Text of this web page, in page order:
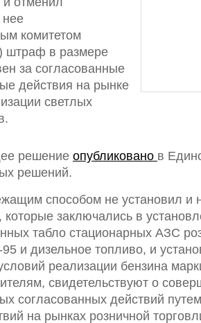
комитетом
штраф в размере
за согласованные
действия на рынке
светлых
решение опубликовано в
решений.
способом не установил и
которые заключались в
табло стационарных АЗС
и дизельное топливо, и
реализации бензина
свидетельствуют о
согласованных действий
на рынках розничной